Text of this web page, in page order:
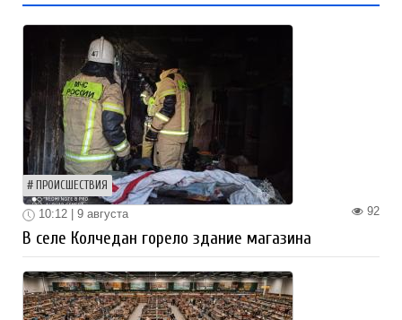
ПРОИСШЕСТВИЯ
92
10:12 | 9 августа
В селе Колчедан горело здание магазина